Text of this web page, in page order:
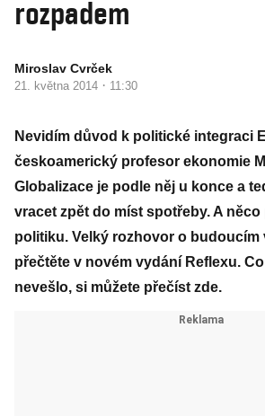
rozpadem
Miroslav Cvrček
21. května 2014 · 11:30
Nevidím důvod k politické integraci
českoamerický profesor ekonomie
Globalizace je podle něj u konce a
vracet zpět do míst spotřeby. A
politiku. Velký rozhovor o budoucím
přečtěte v novém vydání Reflexu.
nevešlo, si můžete přečíst zde.